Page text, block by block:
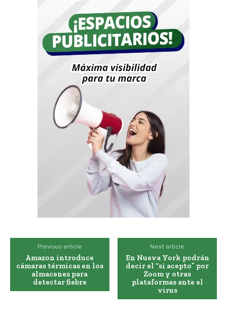
Previous article
Amazon introduce
cámaras térmicas en los
almacenes para
detectar fiebre
Next article
En Nueva York podrán
decir el “si acepto” por
Zoom y otras
plataformas ante el
virus